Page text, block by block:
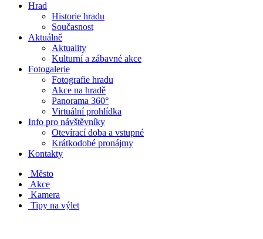
Hrad
Historie hradu
Současnost
Aktuálně
Aktuality
Kulturní a zábavné akce
Fotogalerie
Fotografie hradu
Akce na hradě
Panorama 360°
Virtuální prohlídka
Info pro návštěvníky
Otevírací doba a vstupné
Krátkodobé pronájmy
Kontakty
Město
Akce
Kamera
Tipy na výlet